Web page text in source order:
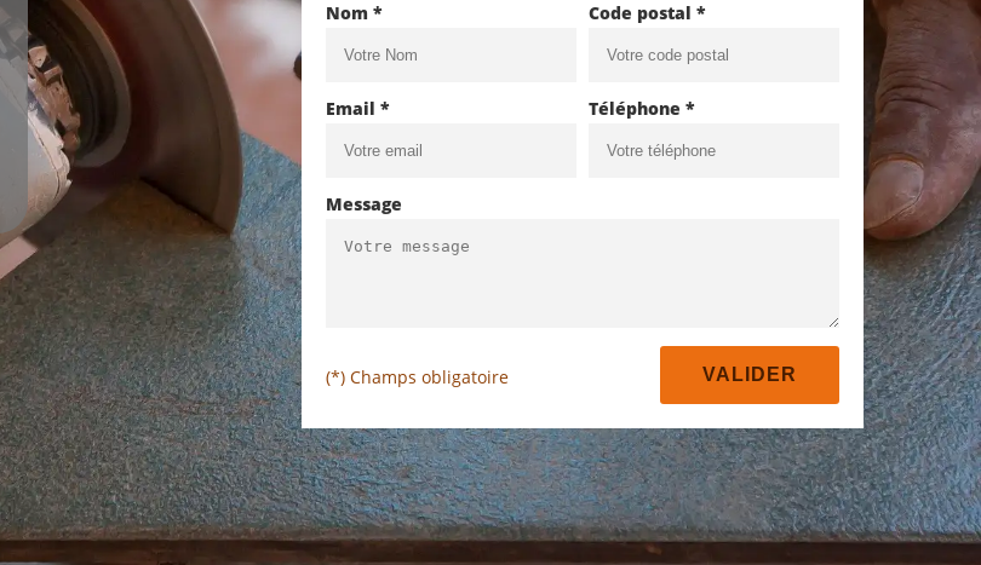
Nom * Code postal *
Email * Téléphone *
Message
(*) Champs obligatoire